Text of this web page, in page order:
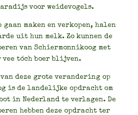
voor weidevogels.
gaan maken en verkopen, halen
uit hun melk. Zo kunnen de
van Schiermonnikoog met
vee tóch boer blijven.
deze grote verandering op
is de landelijke opdracht om
in Nederland te verlagen. De
hebben deze opdracht ter